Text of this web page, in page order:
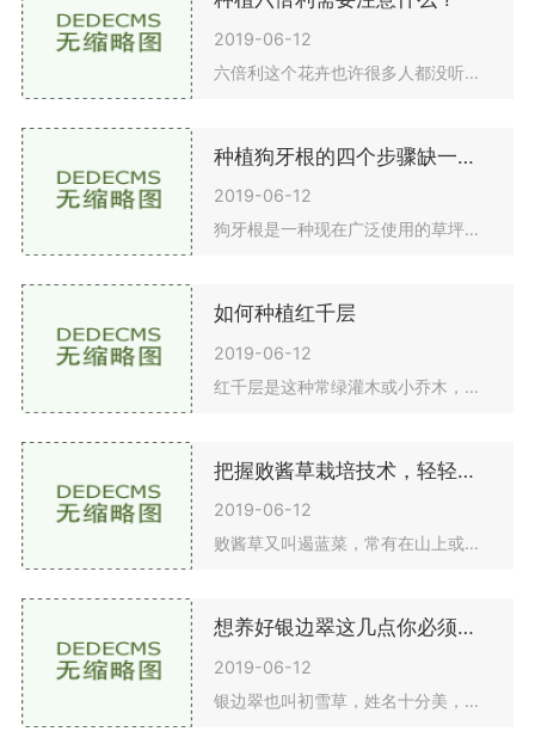
2019-06-12
六倍利这个花卉也许很多人都没听说过，其实并不稀奇。桔梗科植物，经常在花坛里种植用于装饰，花型花色很漂亮，开花非常繁茂，可以在家栽培，盆栽，悬挂，非常美丽。那在栽种六倍利时，必须特别注意些什么？一，土壤六倍利喜爱松散茂密的土壤层，而且排水管道
种植狗牙根的四个步骤缺一不可
2019-06-12
狗牙根是一种现在广泛使用的草坪植物。它的绿化和实用价值很高，生存能力极强，所以越来越多的地方会选择它来种植草坪。种植狗牙根并不难。如果你把这四个步骤做好，草坪会长得平稳而有力。一.土地选择和准备栽种狗牙根要挑选在地形平整、排水管道优良的地区
如何种植红千层
2019-06-12
红千层是这种常绿灌木或小乔木，大部分人也许不了解这类绿色植物，它的叶片四季常青，花瓣样子为麦穗状，花型为艳丽的鲜红色，十分美观大方，合适在院落园林景观栽种，能非常好的净化环境。这种植物怎么种呢？接下来，让我们看看细节。一、栽种时间红千层喜爱
把握败酱草栽培技术，轻轻松松开展养植
2019-06-12
败酱草又叫遏蓝菜，常有在山上或是道旁，在中国遍布非常普遍，这类绿色植物的拥有很高的功效与作用，可以清热去火，因此都是很最该栽种的。然后，要种植败酱，必须掌握一定的方法和技巧，以使植物顺利生长。一、整地败酱草针对土壤层规定不高，通常的土壤层都
想养好银边翠这几点你必须注意
2019-06-12
银边翠也叫初雪草，姓名十分美，是种一年生木本植物，原产地自北美洲，在我国引入以后在许多地区常有栽种。银边翠是观赏性类绿色植物，适合栽种在花圃花境，它有许多的发枝，叶片非常与众不同，周边整圈为银色，有较强的观赏价值。那么，银边龟的繁殖方法是什